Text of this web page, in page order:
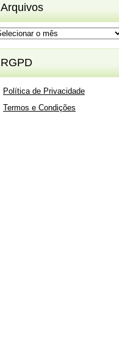
Arquivos
RGPD
Política de Privacidade
Termos e Condições